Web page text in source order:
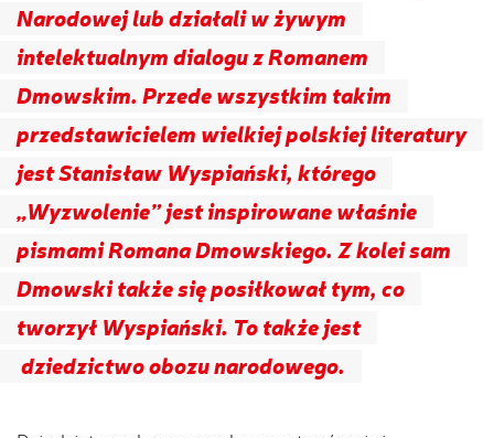
Narodowej lub działali w żywym
intelektualnym dialogu z Romanem
Dmowskim. Przede wszystkim takim
przedstawicielem wielkiej polskiej literatury
jest Stanisław Wyspiański, którego
„Wyzwolenie” jest inspirowane właśnie
pismami Romana Dmowskiego. Z kolei sam
Dmowski także się posiłkował tym, co
tworzył Wyspiański. To także jest
dziedzictwo obozu narodowego.